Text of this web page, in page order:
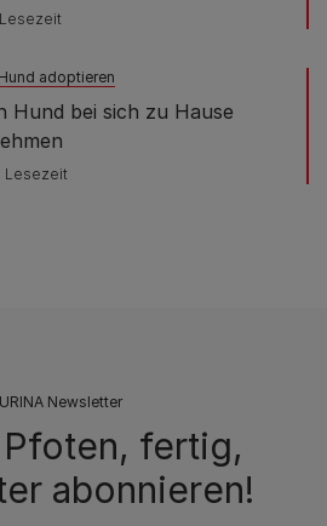
adoptieren
Hund bei sich zu Hause
Lesezeit
Newsletter
fertig,
abonnieren!